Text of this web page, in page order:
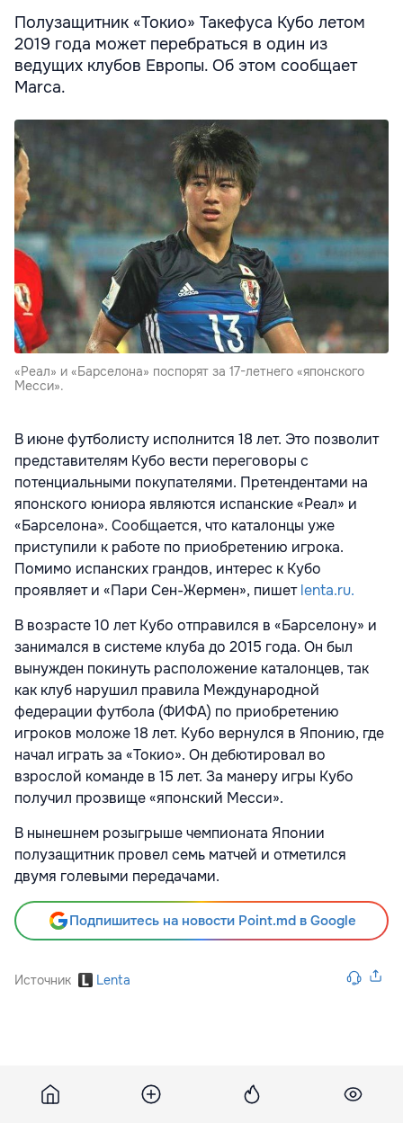
Полузащитник «Токио» Такефуса Кубо летом
2019 года может перебраться в один из
ведущих клубов Европы. Об этом сообщает
Marca.
«Реал» и «Барселона» поспорят за 17-летнего «японского
Месси».
В июне футболисту исполнится 18 лет. Это позволит
представителям Кубо вести переговоры с
потенциальными покупателями. Претендентами на
японского юниора являются испанские «Реал» и
«Барселона». Сообщается, что каталонцы уже
приступили к работе по приобретению игрока.
Помимо испанских грандов, интерес к Кубо
проявляет и «Пари Сен-Жермен», пишетlenta.ru.
В возрасте 10 лет Кубо отправился в «Барселону» и
занимался в системе клуба до 2015 года. Он был
вынужден покинуть расположение каталонцев, так
как клуб нарушил правила Международной
федерации футбола (ФИФА) по приобретению
игроков моложе 18 лет. Кубо вернулся в Японию, где
начал играть за «Токио». Он дебютировал во
взрослой команде в 15 лет. За манеру игры Кубо
получил прозвище «японский Месси».
В нынешнем розыгрыше чемпионата Японии
полузащитник провел семь матчей и отметился
двумя голевыми передачами.
Подпишитесь на новости Point.md в Google
Источник Lenta